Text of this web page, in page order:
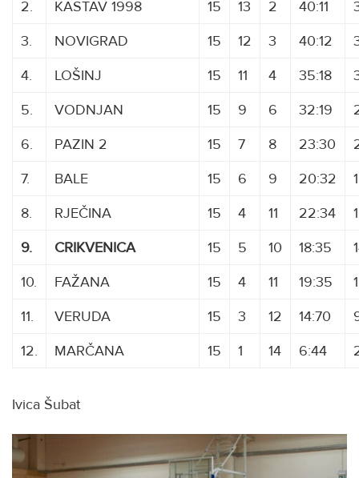
2.
KASTAV 1998 15 13 2 40:11
3.
NOVIGRAD 15 12 3 40:12
4.
LOŠINJ 15 11 4 35:18
5.
VODNJAN 15 9 6 32:19
6.
PAZIN 2 15 7 8 23:30
7.
BALE 15 6 9 20:32
8.
RJEČINA 15 4 11 22:34
9.
CRIKVENICA 15 5 10 18:35
10.
FAŽANA 15 4 11 19:35
11.
VERUDA 15 3 12 14:70
12.
MARČANA 15 1 14 6:44
Ivica Šubat